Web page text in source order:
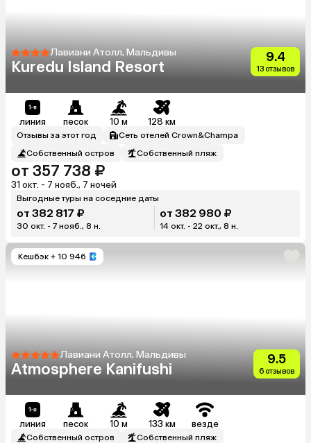
Лавиани Атолл, Мальдивы
Kuredu Island Resort
9.4
13 отзывов
линия песок 10 м 128 км
Отзывы за этот год
Сеть отелей Crown&Champa
Собственный остров
Собственный пляж
от 357 738 ₽
31 окт. - 7 нояб., 7 ночей
Выгодные туры на соседние даты
от 382 817 ₽
30 окт. - 7 нояб., 8 н.
от 382 980 ₽
14 окт. - 22 окт., 8 н.
Кешбэк + 10 946
Лавиани Атолл, Мальдивы
Atmosphere Kanifushi
9.5
6 отзывов
линия песок 10 м 133 км везде
Собственный остров Собственный пляж